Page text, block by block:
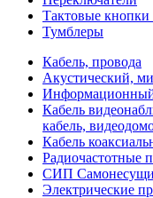
Тактовые
Тумблеры
Кабель, провода
Акустический,
Информационный
Кабель
кабель,
Кабель
Радиочастотные
СИП
Электрические